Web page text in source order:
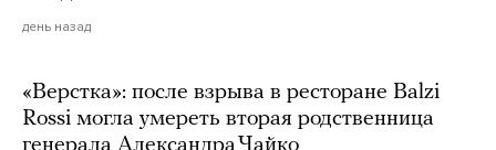
день назад
«Верстка»: после взрыва в ресторане Balzi
Rossi могла умереть вторая родственница